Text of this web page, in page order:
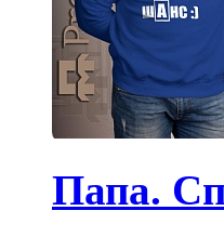
Папа.